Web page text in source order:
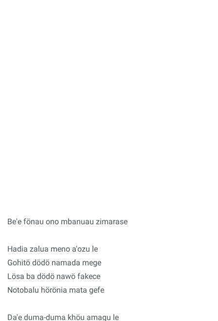
Be'e fönau ono mbanuau zimarase
Hadia zalua meno a'ozu le
Gohitö dödö namada mege
Lösa ba dödö nawö fakece
Notobalu hörönia mata gefe
Da'e duma-duma khöu amagu le